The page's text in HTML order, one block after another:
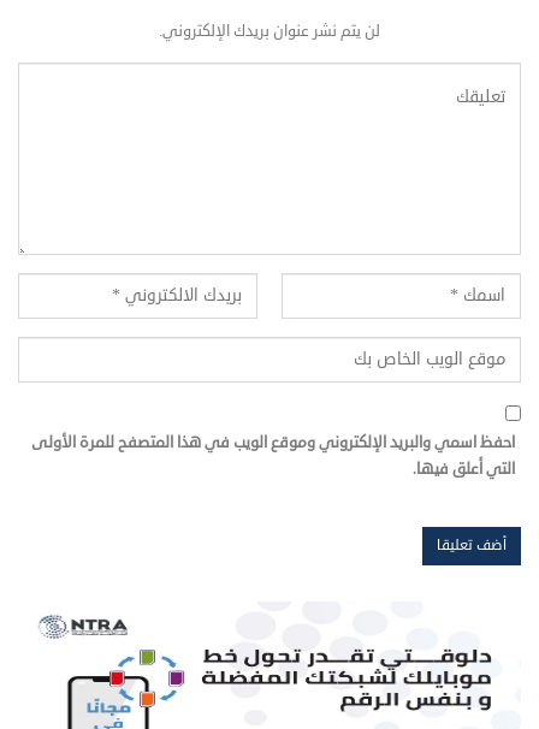
لن يتم نشر عنوان بريدك الإلكتروني.
احفظ اسمي والبريد الإلكتروني وموقع الويب في هذا المتصفح للمرة الأولى
التي أعلق فيها.